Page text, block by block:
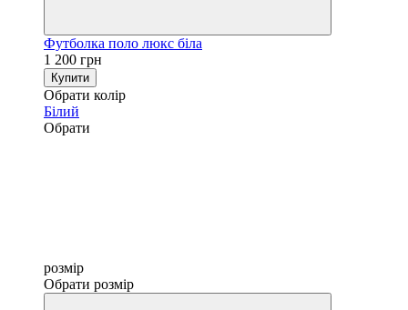
Футболка поло люкс біла
1 200 грн
Купити
Обрати колір
Білий
Обрати
розмір
Обрати розмір